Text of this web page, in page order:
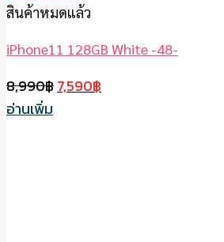
สินค้าหมดแล้ว
iPhone11 128GB White -48-
8,990฿Original
7,590฿
อ่านเพิ่ม